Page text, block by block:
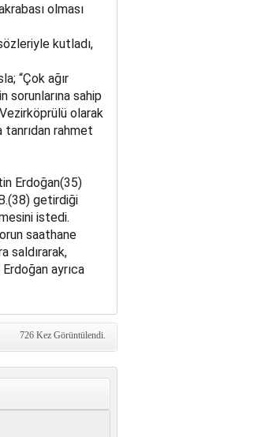
olması
kutladı,
“Çok ağır
sorunlarına sahip
olarak
tanrıdan rahmet
Erdoğan(35)
getirdiği
istedi.
saathane
saldırarak,
ayrıca
726 Kez Görüntülendi.